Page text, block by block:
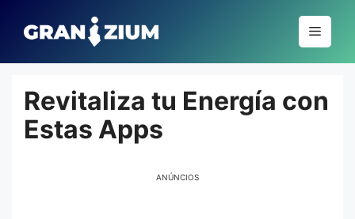
para
conteúdo
Menu
Revitaliza tu Energía con
Estas Apps
ANÚNCIOS